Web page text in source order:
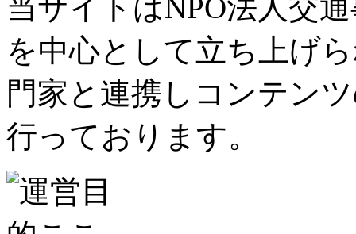
当サイトはNPO法人交
を中心として立ち上げ
門家と連携しコンテン
行っております。